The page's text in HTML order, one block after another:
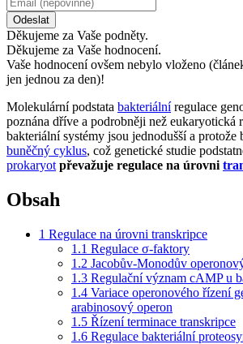
Odeslat
Děkujeme za Vaše podněty.
Děkujeme za Vaše hodnocení.
Vaše hodnocení ovšem nebylo vloženo
jen jednou za den)!
Molekulární podstata bakteriálníregulace
poznána dříve a podrobněji než eukaryotická
bakteriální systémy jsou jednodušší a protože
buněčný cyklus, což genetické studie
prokaryot převažuje regulace na úrovni
Obsah
1 Regulace na úrovni transkripce
1.1 Regulace σ-faktory
1.2 Jacobův-Monodův
1.3 Regulační význam cAMP u
1.4 Variace operonového řízení
arabinosový operon
1.5 Řízení terminace transkripce
1.6 Regulace bakteriální